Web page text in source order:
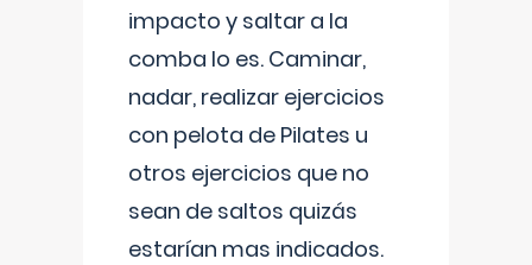
impacto y saltar a la
comba lo es. Caminar,
nadar, realizar ejercicios
con pelota de Pilates u
otros ejercicios que no
sean de saltos quizás
estarían mas indicados.